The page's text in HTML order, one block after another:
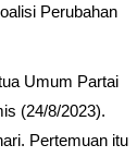
Perubahan
Umum Partai
(24/8/2023).
Pertemuan itu